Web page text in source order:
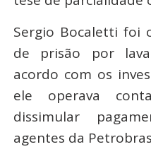
Sergio Bocaletti foi
de prisão por
acordo com os
ele operava
dissimular
agentes da